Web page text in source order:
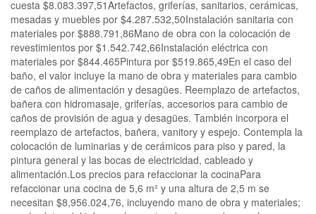
cuesta $8.083.397,51Artefactos, griferías, sanitarios, cerámicas,
mesadas y muebles por $4.287.532,50Instalación sanitaria con
materiales por $888.791,86Mano de obra con la colocación de
revestimientos por $1.542.742,66Instalación eléctrica con
materiales por $844.465Pintura por $519.865,49En el caso del
baño, el valor incluye la mano de obra y materiales para cambio
de caños de alimentación y desagües. Reemplazo de artefactos,
bañera con hidromasaje, griferías, accesorios para cambio de
caños de provisión de agua y desagües. También incorpora el
reemplazo de artefactos, bañera, vanitory y espejo. Contempla la
colocación de luminarias y de cerámicos para piso y pared, la
pintura general y las bocas de electricidad, cableado y
alimentación.Los precios para refaccionar la cocinaPara
refaccionar una cocina de 5,6 m² y una altura de 2,5 m se
necesitan $8,956.024,76, incluyendo mano de obra y materiales;